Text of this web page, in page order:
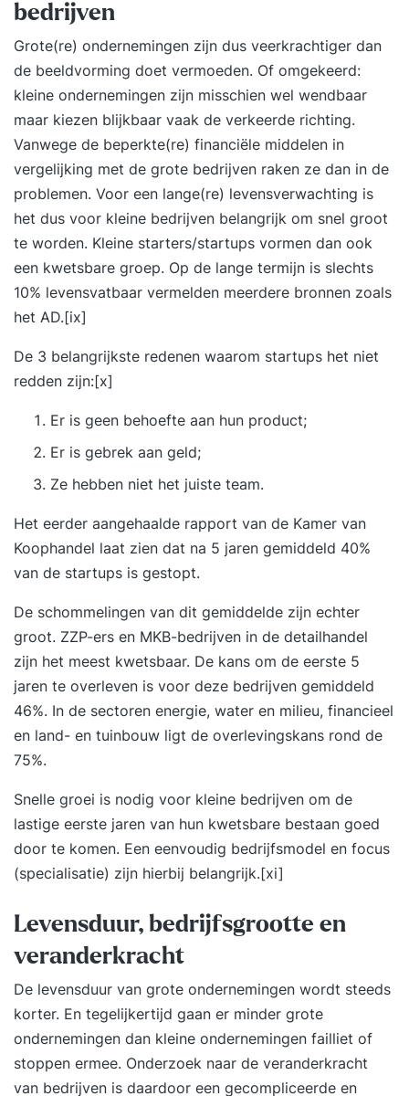
bedrijven
Grote(re) ondernemingen zijn dus veerkrachtiger dan
de beeldvorming doet vermoeden. Of omgekeerd:
kleine ondernemingen zijn misschien wel wendbaar
maar kiezen blijkbaar vaak de verkeerde richting.
Vanwege de beperkte(re) financiële middelen in
vergelijking met de grote bedrijven raken ze dan in de
problemen. Voor een lange(re) levensverwachting is
het dus voor kleine bedrijven belangrijk om snel groot
te worden. Kleine starters/startups vormen dan ook
een kwetsbare groep. Op de lange termijn is slechts
10% levensvatbaar vermelden meerdere bronnen zoals
het AD.[ix]
De 3 belangrijkste redenen waarom startups het niet
redden zijn:[x]
Er is geen behoefte aan hun product;
Er is gebrek aan geld;
Ze hebben niet het juiste team.
Het eerder aangehaalde rapport van de Kamer van
Koophandel laat zien dat na 5 jaren gemiddeld 40%
van de startups is gestopt.
De schommelingen van dit gemiddelde zijn echter
groot. ZZP-ers en MKB-bedrijven in de detailhandel
zijn het meest kwetsbaar. De kans om de eerste 5
jaren te overleven is voor deze bedrijven gemiddeld
46%. In de sectoren energie, water en milieu, financieel
en land- en tuinbouw ligt de overlevingskans rond de
75%.
Snelle groei is nodig voor kleine bedrijven om de
lastige eerste jaren van hun kwetsbare bestaan goed
door te komen. Een eenvoudig bedrijfsmodel en focus
(specialisatie) zijn hierbij belangrijk.[xi]
Levensduur, bedrijfsgrootte en
veranderkracht
De levensduur van grote ondernemingen wordt steeds
korter. En tegelijkertijd gaan er minder grote
ondernemingen dan kleine ondernemingen failliet of
stoppen ermee. Onderzoek naar de veranderkracht
van bedrijven is daardoor een gecompliceerde en